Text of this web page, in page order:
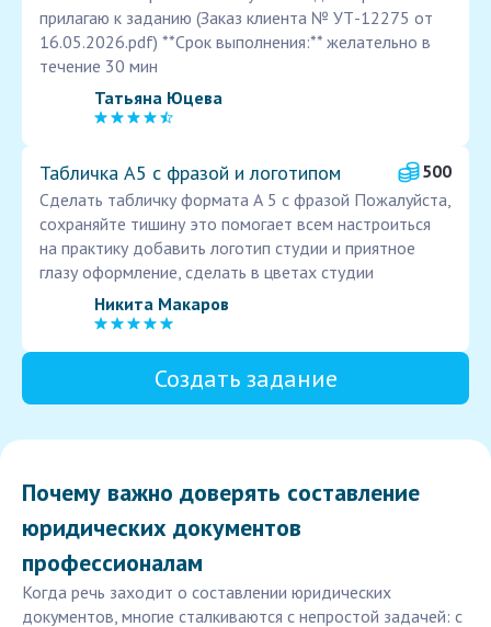
прилагаю к заданию (Заказ клиента № УТ-12275 от
16.05.2026.pdf) **Срок выполнения:** желательно в
течение 30 мин
Татьяна Юцева
Табличка А5 с фразой и логотипом
500
Сделать табличку формата А 5 с фразой Пожалуйста,
сохраняйте тишину это помогает всем настроиться
на практику добавить логотип студии и приятное
глазу оформление, сделать в цветах студии
Никита Макаров
Создать задание
Почему важно доверять составление
юридических документов
профессионалам
Когда речь заходит о составлении юридических
документов, многие сталкиваются с непростой задачей: с